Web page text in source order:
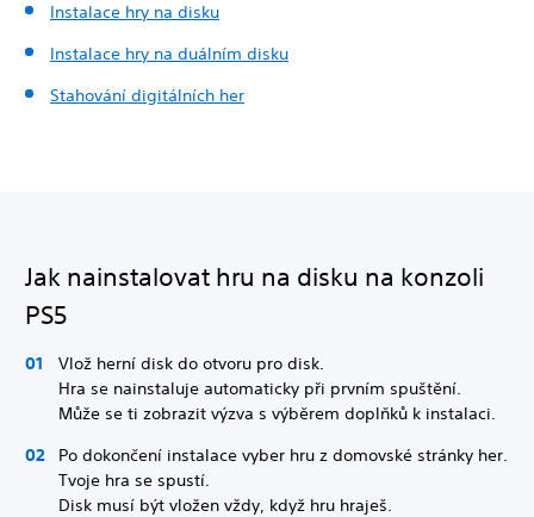
Instalace hry na disku
Instalace hry na duálním disku
Stahování digitálních her
Jak nainstalovat hru na disku na konzoli
PS5
Vlož herní disk do otvoru pro disk.
Hra se nainstaluje automaticky při prvním spuštění.
Může se ti zobrazit výzva s výběrem doplňků k instalaci.
Po dokončení instalace vyber hru z domovské stránky her.
Tvoje hra se spustí.
Disk musí být vložen vždy, když hru hraješ.